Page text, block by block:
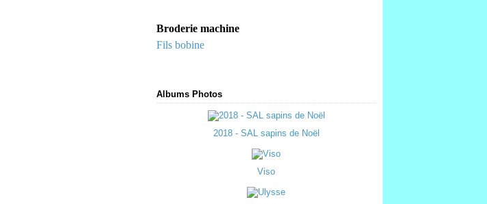
Broderie machine
Fils bobine
Albums Photos
2018 - SAL sapins de Noël
Viso